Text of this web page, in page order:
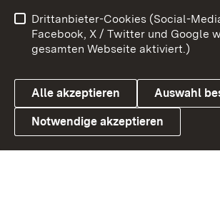
Link zum Landesportal
Barrierefreiheit
Cookies
Drittanbieter-Cookies (Social-
Facebook, X / Twitter und Google
gesamten Webseite aktiviert.)
Alle akzeptieren Auswahl
Notwendige akzeptieren